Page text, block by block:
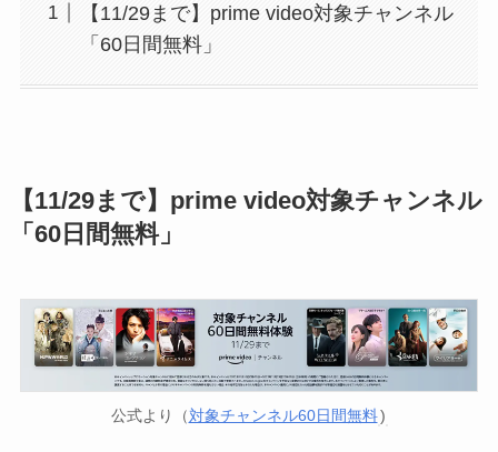
NEOBANK
年3月31日)
ト証券
（招待リンク）
楽天Car車検
メルカリ
↓招待コード
SDETJE
【11/29まで】prime video対象チャンネル
「60日間無料」
【11/29まで】prime video対象チャンネル
「60日間無料」
公式より（対象チャンネル60日間無料)